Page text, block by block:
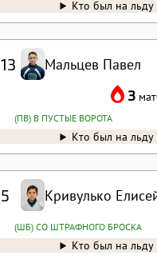
5 Кривулько
(ШБ) СО ШТРАФНОГО БРОСКА
Кто был на льду
13 Мальцев Павел
3
(ПВ) В ПУСТЫЕ ВОРОТА
Кто был на льду
Кто был на льду